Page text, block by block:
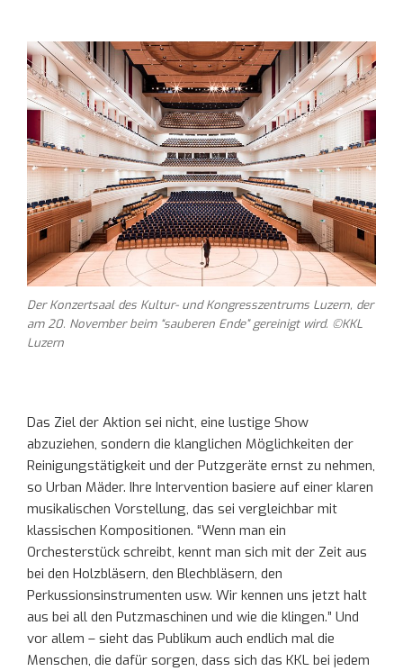
Der Konzertsaal des Kultur- und Kongresszentrums Luzern, der
am 20. November beim “sauberen Ende” gereinigt wird. ©KKL
Luzern
Das Ziel der Aktion sei nicht, eine lustige Show
abzuziehen, sondern die klanglichen Möglichkeiten der
Reinigungstätigkeit und der Putzgeräte ernst zu nehmen,
so Urban Mäder. Ihre Intervention basiere auf einer klaren
musikalischen Vorstellung, das sei vergleichbar mit
klassischen Kompositionen. “Wenn man ein
Orchesterstück schreibt, kennt man sich mit der Zeit aus
bei den Holzbläsern, den Blechbläsern, den
Perkussionsinstrumenten usw. Wir kennen uns jetzt halt
aus bei all den Putzmaschinen und wie die klingen.” Und
vor allem – sieht das Publikum auch endlich mal die
Menschen, die dafür sorgen, dass sich das KKL bei jedem